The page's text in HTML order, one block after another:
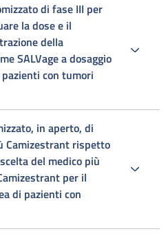
di fase III per
la dose e il
della
SALVage a dosaggio
con tumori
in aperto, di
Camizestrant rispetto
del medico più
per il
di pazienti con